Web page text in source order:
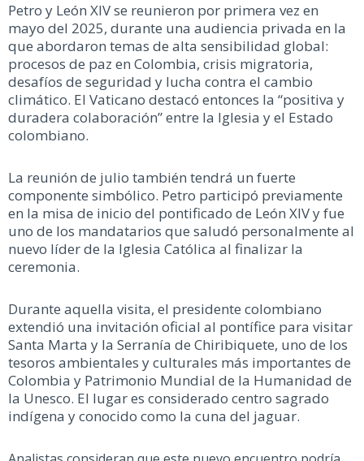
Petro y León XIVse reunieron por primera vez en
mayo del 2025, durante una audiencia privada en la
que abordaron temas de alta sensibilidad global:
procesos de paz en Colombia, crisis migratoria,
desafíos de seguridad y lucha contra el cambio
climático. El Vaticano destacó entonces la “positiva y
duradera colaboración” entre la Iglesia y el Estado
colombiano.
La reunión de julio también tendrá un fuerte
componente simbólico. Petro participó previamente
en la misa de inicio del pontificado de León XIV y fue
uno de los mandatarios que saludó personalmente al
nuevo líder de la Iglesia Católica al finalizar la
ceremonia.
Durante aquella visita, el presidente colombiano
extendió una invitación oficial al pontífice para visitar
Santa Marta y la Serranía de Chiribiquete, uno de los
tesoros ambientales y culturales más importantes de
Colombia y Patrimonio Mundial de la Humanidad de
la Unesco. El lugar es considerado centro sagrado
indígena y conocido como la cuna del jaguar.